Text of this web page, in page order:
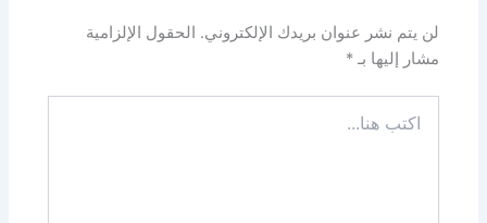
لن يتم نشر عنوان بريدك الإلكتروني. الحقول الإلزامية
مشار إليها بـ*
هنا...